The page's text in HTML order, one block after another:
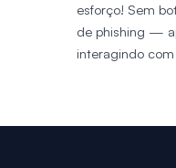
esforço! Sem
de phishing —
interagindo